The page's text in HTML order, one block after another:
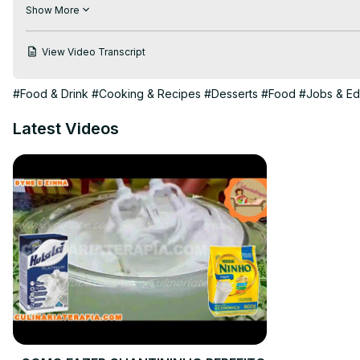
#manjar #manjardecoco #sobremesadecoco
Show More
View Video Transcript
#Food & Drink #Cooking & Recipes #Desserts #Food #Jobs &
Latest Videos